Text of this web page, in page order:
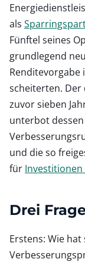
als
Fünftel seines
grundlegend
Renditevorgabe
scheiterten. Der
zuvor sieben
unterbot
und die so
für
Drei
Erstens: Wie